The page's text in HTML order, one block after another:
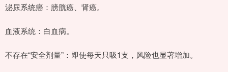
泌尿系统癌：膀胱癌、肾癌。
血液系统：白血病。
不存在“安全剂量”：即使每天只吸1支，风险也显著增加。